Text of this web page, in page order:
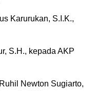
Karurukan, S.I.K.,
S.H., kepada AKP
Newton Sugiarto,